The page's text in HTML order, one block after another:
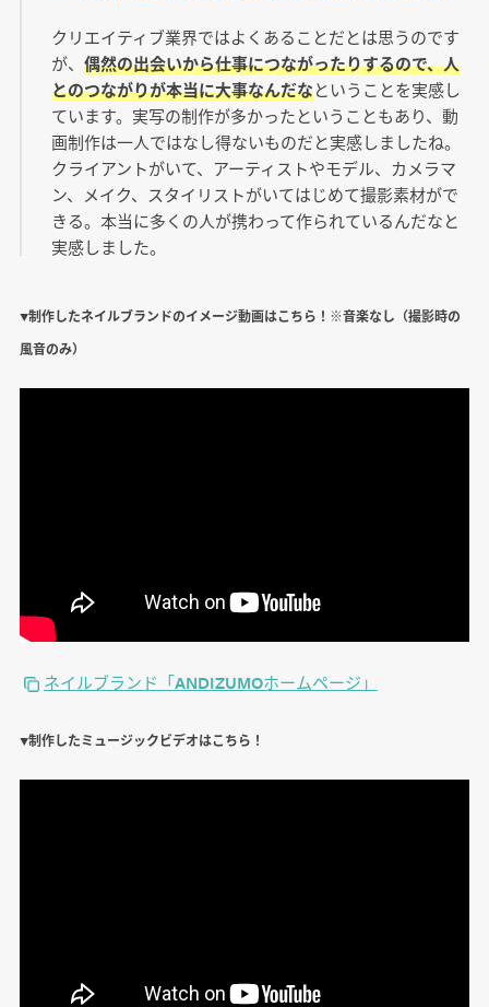
クリエイティブ業界ではよくあることだとは思うのです
が、偶然の出会いから仕事につながったりするので、人
とのつながりが本当に大事なんだなということを実感し
ています。実写の制作が多かったということもあり、動
画制作は一人ではなし得ないものだと実感しましたね。
クライアントがいて、アーティストやモデル、カメラマ
ン、メイク、スタイリストがいてはじめて撮影素材がで
きる。本当に多くの人が携わって作られているんだなと
実感しました。
▼制作したネイルブランドのイメージ動画はこちら！※音楽なし（撮影時の
風音のみ）
ネイルブランド「ANDIZUMOホームページ」
▼制作したミュージックビデオはこちら！